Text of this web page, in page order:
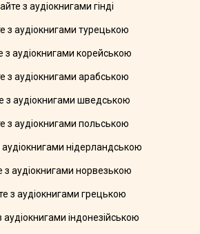
з аудіокнигами гінді
з аудіокнигами турецькою
з аудіокнигами корейською
з аудіокнигами арабською
з аудіокнигами шведською
з аудіокнигами польською
аудіокнигами нідерландською
з аудіокнигами норвезькою
з аудіокнигами грецькою
аудіокнигами індонезійською